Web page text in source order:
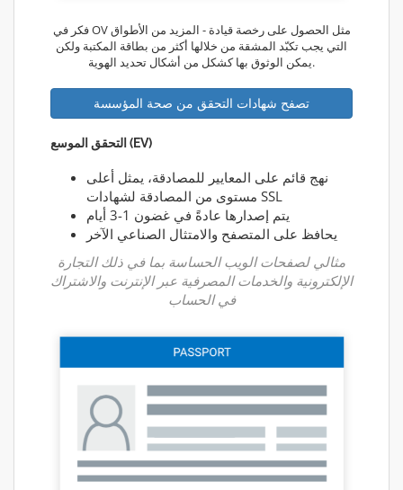
فكر في OV مثل الحصول على رخصة قيادة - المزيد من الأطواق
التي يجب تكبّد المشقة من خلالها أكثر من بطاقة المكتبة ولكن
يمكن الوثوق بها كشكل من أشكال تحديد الهوية.
تصفح شهادات التحقق من صحة المؤسسة
التحقق الموسع (EV)
نهج قائم على المعايير للمصادقة، يمثل أعلى
مستوى من المصادقة لشهادات SSL
يتم إصدارها عادةً في غضون 1-3 أيام
يحافظ على المتصفح والامتثال الصناعي الآخر
مثالي لصفحات الويب الحساسة بما في ذلك التجارة
الإلكترونية والخدمات المصرفية عبر الإنترنت والاشتراك
في الحساب